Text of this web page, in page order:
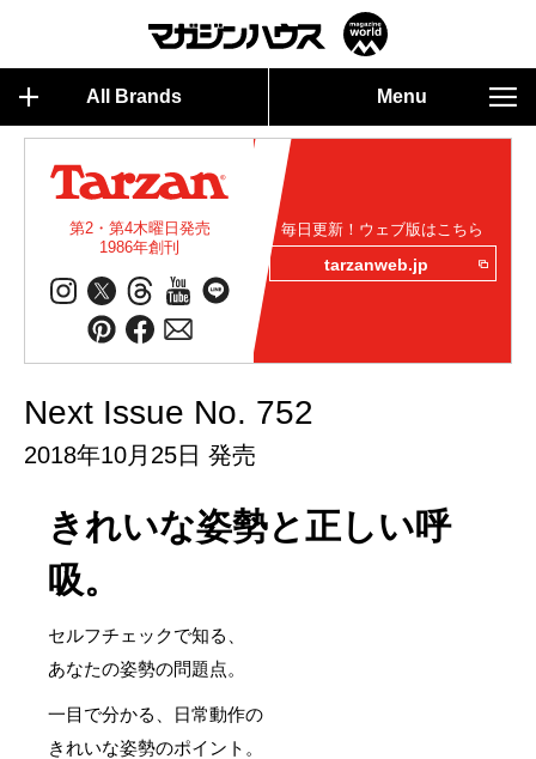
All Brands Menu
第2・第4木曜日発売
1986年創刊
毎日更新！ウェブ版はこちら
tarzanweb.jp
Next Issue No. 752
2018年10月25日 発売
きれいな姿勢と正しい呼
吸。
セルフチェックで知る、
あなたの姿勢の問題点。
一目で分かる、日常動作の
きれいな姿勢のポイント。